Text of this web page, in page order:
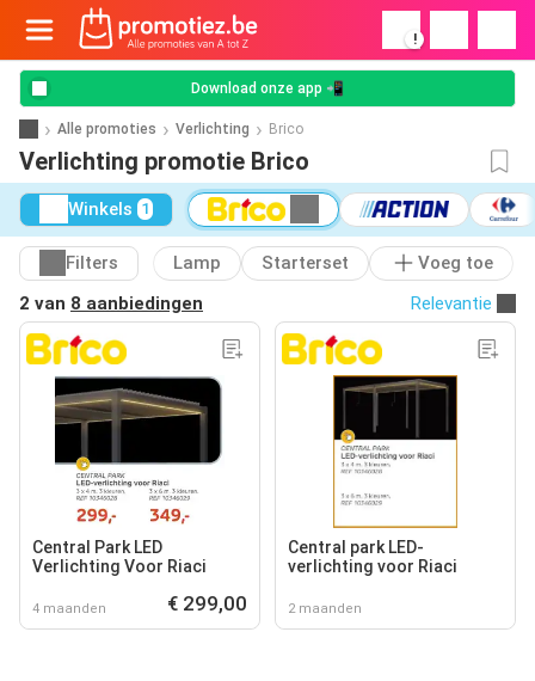
!
Download onze app 📲
Alle promoties Verlichting Brico
Verlichting promotie Brico
Winkels 1
Filters Lamp Starterset
Voeg toe
2 van 8 aanbiedingen Relevantie
Central Park LED
Verlichting Voor Riaci
4 maanden € 299,00
Central park LED-
verlichting voor Riaci
2 maanden